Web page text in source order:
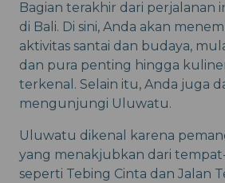
Bagian terakhir dari perjalanan
di Bali. Di sini, Anda akan
aktivitas santai dan budaya,
dan pura penting hingga
terkenal. Selain itu, Anda juga
mengunjungi Uluwatu.
Uluwatu dikenal karena
yang menakjubkan dari
seperti Tebing Cinta dan Jalan